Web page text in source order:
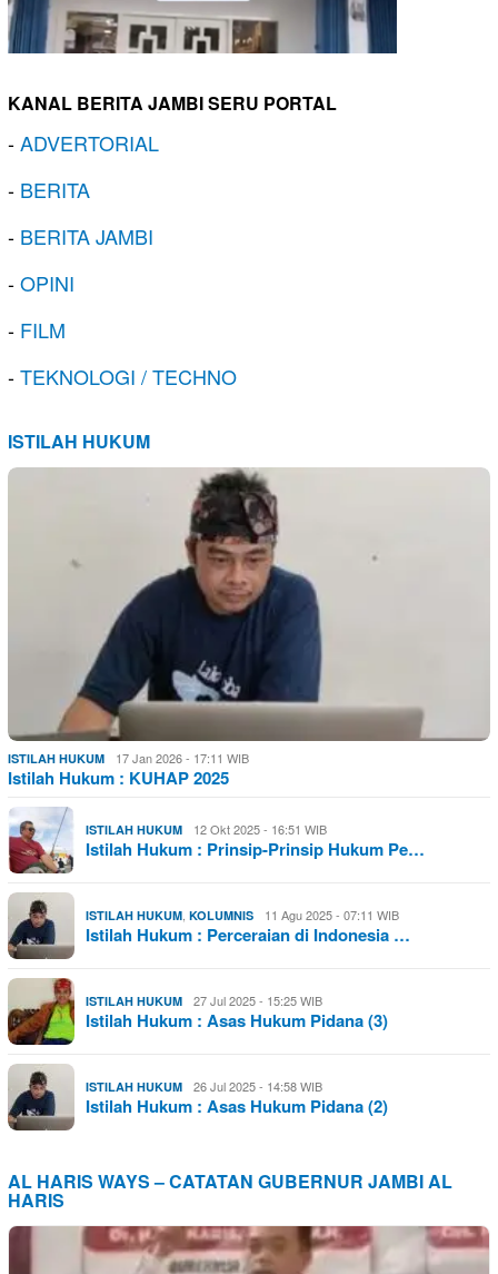
KANAL BERITA JAMBI SERU PORTAL
-ADVERTORIAL
- BERITA
- BERITA JAMBI
-OPINI
- FILM
-TEKNOLOGI / TECHNO
ISTILAH HUKUM
ISTILAH HUKUM 17 Jan 2026 - 17:11 WIB
Istilah Hukum : KUHAP 2025
ISTILAH HUKUM 12 Okt 2025 - 16:51 WIB
Istilah Hukum : Prinsip-Prinsip Hukum Pe…
ISTILAH HUKUM KOLUMNIS 11 Agu 2025 - 07:11 WIB
Istilah Hukum : Perceraian di Indonesia …
ISTILAH HUKUM 27 Jul 2025 - 15:25 WIB
Istilah Hukum : Asas Hukum Pidana (3)
ISTILAH HUKUM 26 Jul 2025 - 14:58 WIB
Istilah Hukum : Asas Hukum Pidana (2)
AL HARIS WAYS – CATATAN GUBERNUR JAMBI AL
HARIS